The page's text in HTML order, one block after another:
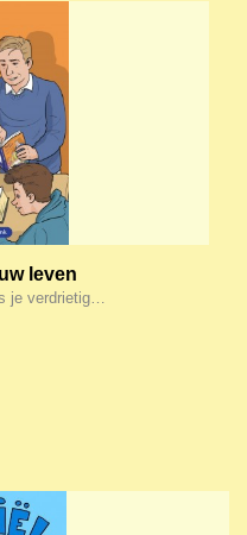
leven
je verdrietig…